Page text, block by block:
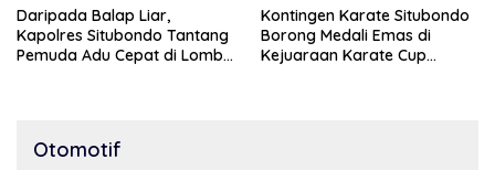
Daripada Balap Liar,
Kapolres Situbondo Tantang
Pemuda Adu Cepat di Lomba
Kontingen Karate Situbondo
Borong Medali Emas di
Kejuaraan Karate Cup
Otomotif